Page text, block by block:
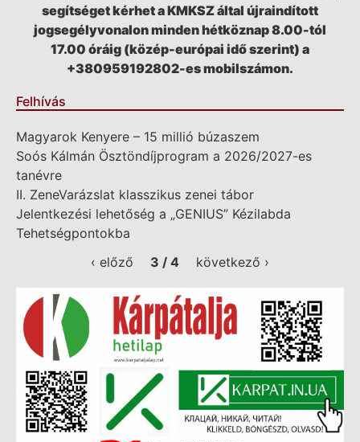
segítséget kérhet a KMKSZ által újraindított
jogsegélyvonalon minden hétköznap 8.00-tól
17.00 óráig (közép-európai idő szerint) a
+380959192802-es mobilszámon.
Felhívás
Magyarok Kenyere – 15 millió búzaszem
Soós Kálmán Ösztöndíjprogram a 2026/2027-es
tanévre
II. ZeneVarázslat klasszikus zenei tábor
Jelentkezési lehetőség a „GENIUS” Kézilabda
Tehetségpontokba
‹ előző
3 / 4 következő ›